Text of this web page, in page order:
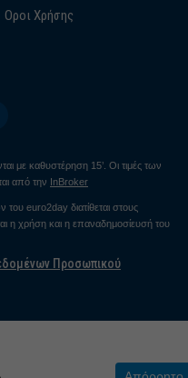
Οροι Χρήσης
με καθυστέρηση 15’. Οι τιμές των
από την InBroker
euro2day διατίθεται στους
η χρήση και η επαναδημοσίευσή του
Προσωπικού